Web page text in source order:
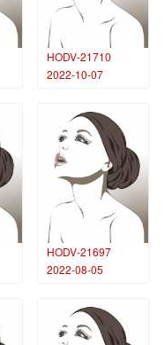
HODV-21710
2022-10-07
HODV-21697
2022-08-05